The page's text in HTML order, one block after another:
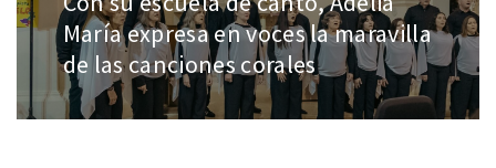
María expresa en voces la maravilla
de las canciones corales